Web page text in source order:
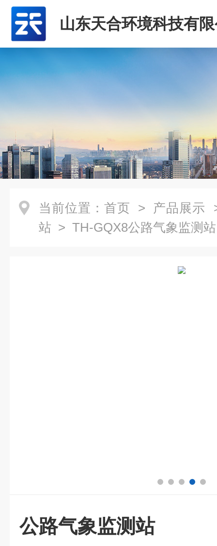
山东天合环境科技有
当前位置： 首页 > 产品展示
站 > TH-GQX8公路气象监测站
公路气象监测站